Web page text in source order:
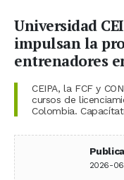
Universidad
impulsan la
entrenadores
CEIPA, la FCF y
cursos de
Colombia.
2026-